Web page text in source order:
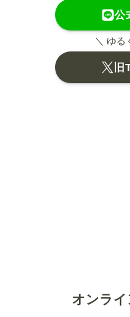
公
＼ ゆる
オンラ